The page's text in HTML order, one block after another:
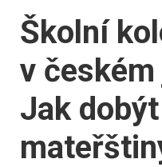
Školní
v
Jak